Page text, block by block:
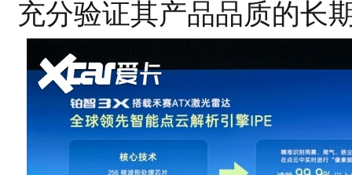
充分验证其产品品质的长